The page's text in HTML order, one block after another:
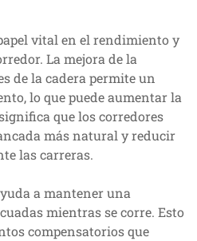
vital en el rendimiento y
La mejora de la
de la cadera permite un
lo que puede aumentar la
que los corredores
más natural y reducir
las carreras.
a mantener una
mientras se corre. Esto
compensatorios que